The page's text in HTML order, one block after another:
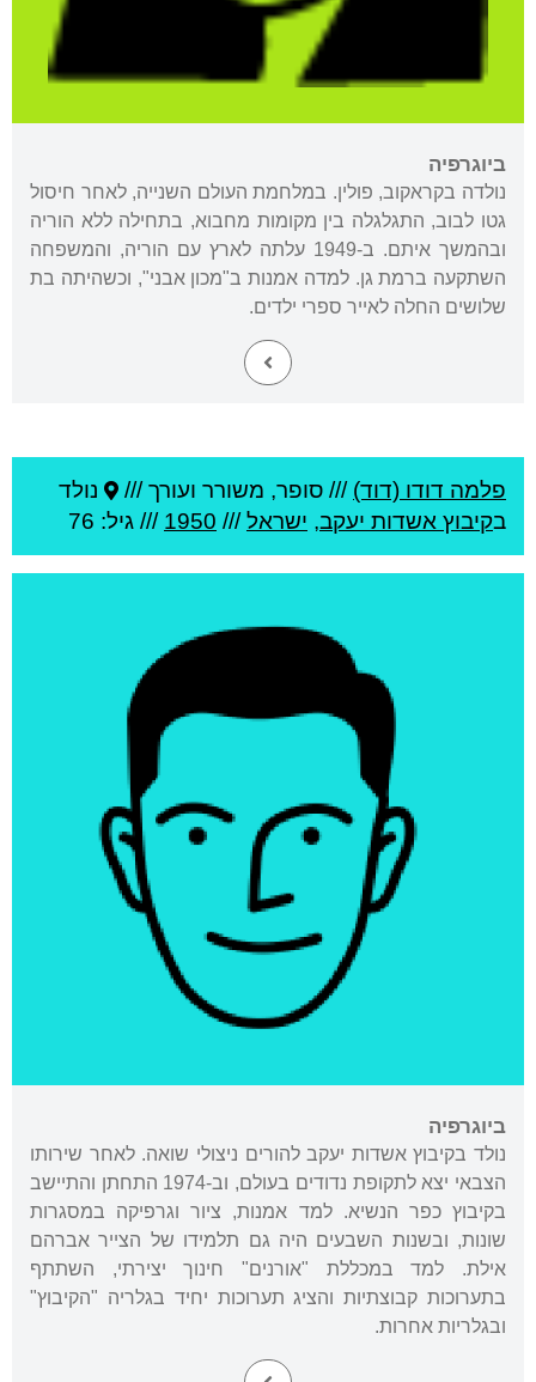
ביוגרפיה
נולדה בקראקוב, פולין. במלחמת העולם השנייה, לאחר חיסול
גטו לבוב, התגלגלה בין מקומות מחבוא, בתחילה ללא הוריה
ובהמשך איתם. ב-1949 עלתה לארץ עם הוריה, והמשפחה
השתקעה ברמת גן. למדה אמנות ב"מכון אבני", וכשהיתה בת
שלושים החלה לאייר ספרי ילדים.
פלמה דודו (דוד) /// סופר, משורר ועורך ///
נולד
בקיבוץ אשדות יעקב, ישראל///
1950 /// גיל: 76
ביוגרפיה
נולד בקיבוץ אשדות יעקב להורים ניצולי שואה. לאחר שירותו
הצבאי יצא לתקופת נדודים בעולם, וב-1974 התחתן והתיישב
בקיבוץ כפר הנשיא. למד אמנות, ציור וגרפיקה במסגרות
שונות, ובשנות השבעים היה גם תלמידו של הצייר אברהם
אילת. למד במכללת "אורנים" חינוך יצירתי, השתתף
בתערוכות קבוצתיות והציג תערוכות יחיד בגלריה "הקיבוץ"
ובגלריות אחרות.